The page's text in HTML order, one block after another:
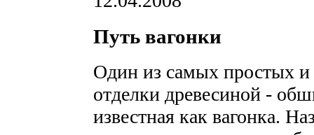
Путь вагонки
Один из самых простых
отделки древесиной -
известная как вагонка.